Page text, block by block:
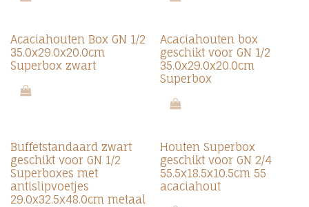
Acaciahouten Box GN 1/2
35.0x29.0x20.0cm
Superbox zwart
Acaciahouten box
geschikt voor GN 1/2
35.0x29.0x20.0cm
Superbox
Buffetstandaard zwart
geschikt voor GN 1/2
Superboxes met
antislipvoetjes
29.0x32.5x48.0cm metaal
Houten Superbox
geschikt voor GN 2/4
55.5x18.5x10.5cm 55
acaciahout